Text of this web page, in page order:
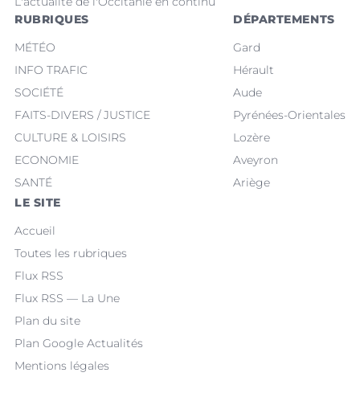
RUBRIQUES
MÉTÉO
INFO TRAFIC
SOCIÉTÉ
FAITS-DIVERS / JUSTICE
CULTURE & LOISIRS
ECONOMIE
SANTÉ
DÉPARTEMENTS
Gard
Hérault
Aude
Pyrénées-Orientales
Lozère
Aveyron
Ariège
LE SITE
Accueil
Toutes les rubriques
Flux RSS
Flux RSS — La Une
Plan du site
Plan Google Actualités
Mentions légales